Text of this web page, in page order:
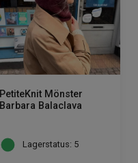
PetiteKnit Mönster
Barbara Balaclava
Lagerstatus: 5